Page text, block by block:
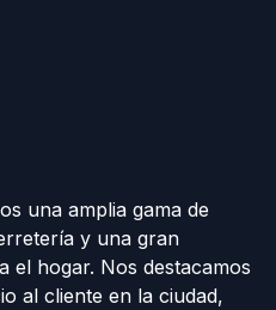
una amplia gama de
y una gran
el hogar. Nos destacamos
al cliente en la ciudad,